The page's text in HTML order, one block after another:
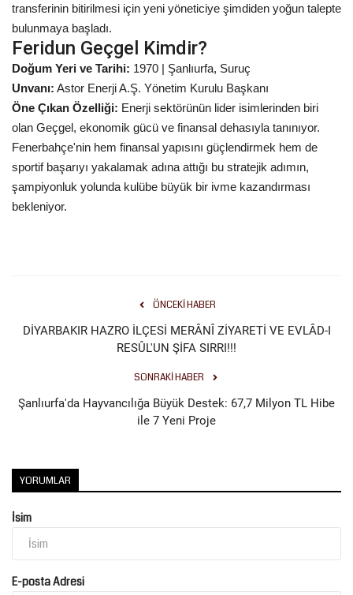
transferinin bitirilmesi için yeni yöneticiye şimdiden yoğun talepte
bulunmaya başladı.
Feridun Geçgel Kimdir?
Doğum Yeri ve Tarihi: 1970 | Şanlıurfa, Suruç
Unvanı: Astor Enerji A.Ş. Yönetim Kurulu Başkanı
Öne Çıkan Özelliği: Enerji sektörünün lider isimlerinden biri
olan Geçgel, ekonomik gücü ve finansal dehasıyla tanınıyor.
Fenerbahçe'nin hem finansal yapısını güçlendirmek hem de
sportif başarıyı yakalamak adına attığı bu stratejik adımın,
şampiyonluk yolunda kulübe büyük bir ivme kazandırması
bekleniyor.
ÖNCEKI HABER
DİYARBAKIR HAZRO İLÇESİ MERÂNÎ ZİYARETİ VE EVLÂD-I
RESÛL'UN ŞİFA SIRRI!!!
SONRAKI HABER
Şanlıurfa'da Hayvancılığa Büyük Destek: 67,7 Milyon TL Hibe
ile 7 Yeni Proje
YORUMLAR
İsim
E-posta Adresi